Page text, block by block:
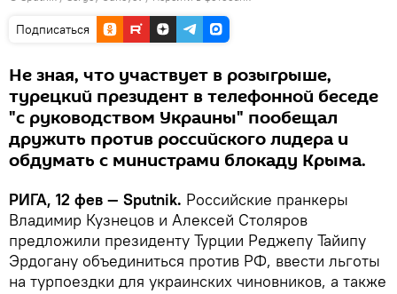
Подписаться
Не зная, что участвует в розыгрыше,
турецкий президент в телефонной беседе
"с руководством Украины" пообещал
дружить против российского лидера и
обдумать с министрами блокаду Крыма.
РИГА, 12 фев — Sputnik. Российские пранкеры
Владимир Кузнецов и Алексей Столяров
предложили президенту Турции Реджепу Тайипу
Эрдогану объединиться против РФ, ввести льготы
на турпоездки для украинских чиновников, а также